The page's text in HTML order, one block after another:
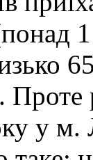
Проте
у м.